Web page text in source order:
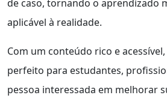
de caso, tornando o aprendizado
aplicável à realidade.
Com um conteúdo rico e acessível,
perfeito para estudantes,
pessoa interessada em melhorar